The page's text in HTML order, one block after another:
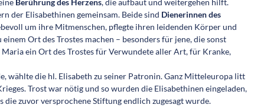
der Elisabethinen gemeinsam. Beide sind Dienerinnen des
um ihre Mitmenschen, pflegte ihren leidenden Körper und
Ort des Trostes machen – besonders für jene, die sonst
ein Ort des ­Trostes für Verwundete aller Art, für Kranke,
wählte die hl. Elisabeth zu seiner Patronin. Ganz Mitteleuropa litt
Trost war nötig und so wurden die Elisabethinen eingeladen,
die zuvor versprochene Stiftung endlich zugesagt wurde.